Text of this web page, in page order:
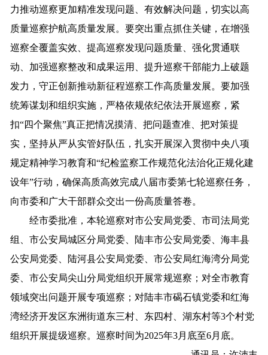
力推动巡察更加精准发现问题、有效解决问题，切实以高
质量巡察护航高质量发展。要突出重点抓住关键，在增强
巡察全覆盖实效、提高巡察发现问题质量、强化贯通联
动、加强巡察整改和成果运用、提升巡察干部能力上破题
发力，守正创新推动新征程巡察工作高质量发展。要加强
统筹谋划和组织实施，严格依规依纪依法开展巡察，紧
扣“四个聚焦”真正把情况摸清、把问题查准、把对策提
实，坚持从严从实管好队伍，扎实开展深入贯彻中央八项
规定精神学习教育和“纪检监察工作规范化法治化正规化建
设年”行动，确保高质高效完成八届市委第七轮巡察任务，
向市委和广大干部群众交出一份高质量答卷。
经市委批准，本轮巡察对市公安局党委、市司法局党
组、市公安局城区分局党委、陆丰市公安局党委、海丰县
公安局党委、陆河县公安局党委、市公安局红海湾分局党
委、市公安局尖山分局党组织开展常规巡察；对全市教育
领域突出问题开展专项巡察；对陆丰市碣石镇党委和红海
湾经济开发区东洲街道东三村、东四村、湖东村等3个村党
组织开展提级巡察。巡察时间为2025年3月底至6月底。